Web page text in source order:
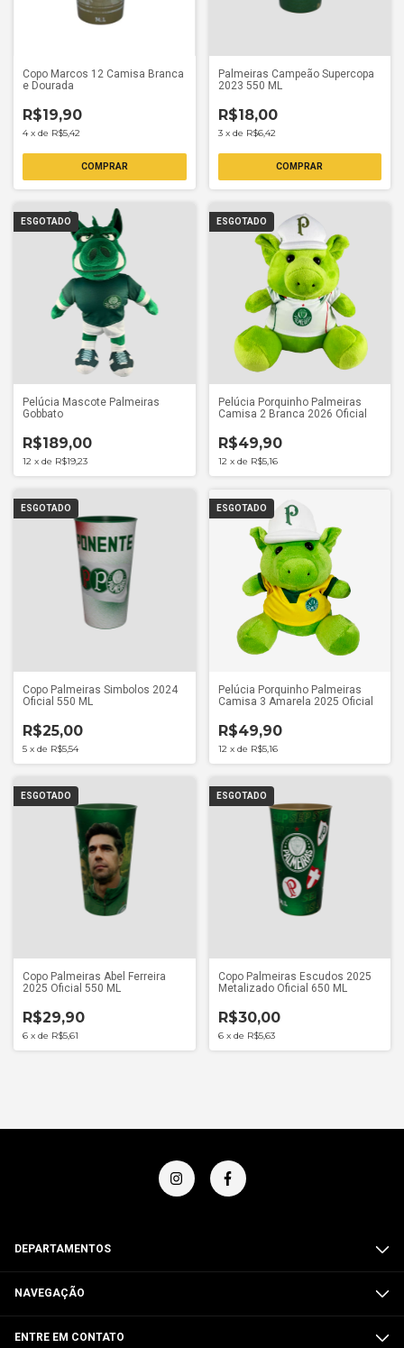
Copo Marcos 12 Camisa Branca
e Dourada
R$19,90
4 x de R$5,42
Palmeiras Campeão Supercopa
2023 550 ML
R$18,00
3 x de R$6,42
ESGOTADO
Pelúcia Mascote Palmeiras
Gobbato
R$189,00
12 x de R$19,23
ESGOTADO
Pelúcia Porquinho Palmeiras
Camisa 2 Branca 2026 Oficial
R$49,90
12 x de R$5,16
ESGOTADO
Copo Palmeiras Simbolos 2024
Oficial 550 ML
R$25,00
5 x de R$5,54
ESGOTADO
Pelúcia Porquinho Palmeiras
Camisa 3 Amarela 2025 Oficial
R$49,90
12 x de R$5,16
ESGOTADO
Copo Palmeiras Abel Ferreira
2025 Oficial 550 ML
R$29,90
6 x de R$5,61
ESGOTADO
Copo Palmeiras Escudos 2025
Metalizado Oficial 650 ML
R$30,00
6 x de R$5,63
DEPARTAMENTOS
NAVEGAÇÃO
ENTRE EM CONTATO